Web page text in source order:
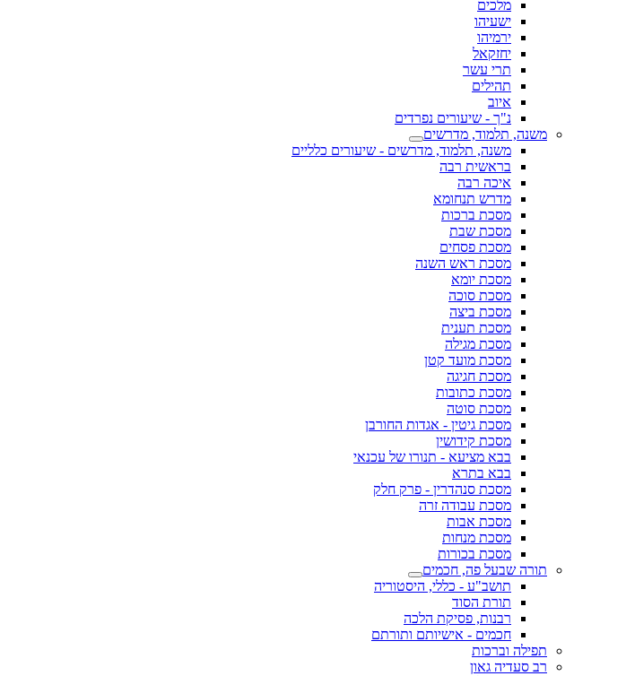
מלכים
ישעיהו
ירמיהו
יחזקאל
תרי עשר
תהילים
איוב
נ"ך - שיעורים נפרדים
משנה, תלמוד, מדרשים
משנה, תלמוד, מדרשים - שיעורים כלליים
בראשית רבה
איכה רבה
מדרש תנחומא
מסכת ברכות
מסכת שבת
מסכת פסחים
מסכת ראש השנה
מסכת יומא
מסכת סוכה
מסכת ביצה
מסכת תענית
מסכת מגילה
מסכת מועד קטן
מסכת חגיגה
מסכת כתובות
מסכת סוטה
מסכת גיטין - אגדות החורבן
מסכת קידושין
בבא מציעא - תנורו של עכנאי
בבא בתרא
מסכת סנהדרין - פרק חלק
מסכת עבודה זרה
מסכת אבות
מסכת מנחות
מסכת בכורות
תורה שבעל פה, חכמים
תושב"ע - כללי, היסטוריה
תורת הסוד
רבנות, פסיקת הלכה
חכמים - אישיותם ותורתם
תפילה וברכות
רב סעדיה גאון